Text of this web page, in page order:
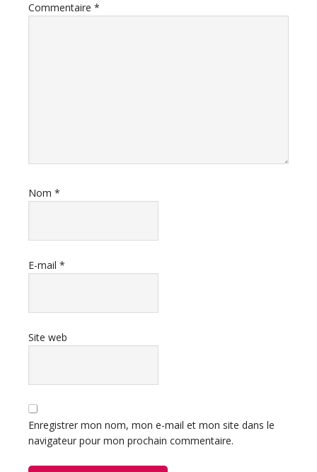
Commentaire *
Nom *
E-mail *
Site web
Enregistrer mon nom, mon e-mail et mon site dans le
navigateur pour mon prochain commentaire.